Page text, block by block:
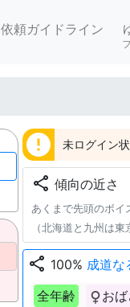
依頼ガイドライン
error 未ログイン
share 傾向の近さ
あくまで先頭のボイ
（北海道と九州は
share 100% 成道な
全年齢
お